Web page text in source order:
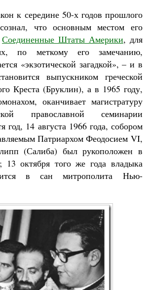
к середине 50-х годов прошлого
что основным местом его
Соединенные Штаты Америки, для
по меткому его замечанию,
«экзотической загадкой», – и в
выпускником греческой
Креста (Бруклин), а в 1965 году,
оканчивает магистратуру
православной семинарии
год, 14 августа 1966 года, собором
Патриархом Феодосием VI,
(Салиба) был рукоположен в
13 октября того же года владыка
в сан митрополита Нью-